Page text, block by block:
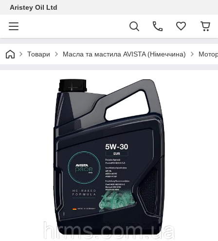
Aristey Oil Ltd
Товари Масла та мастила AVISTA (Німеччина)